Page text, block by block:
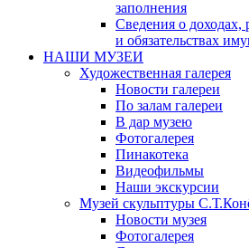
заполнения
Сведения о доходах,
и обязательствах
НАШИ МУЗЕИ
Художественная галерея
Новости галереи
По залам галереи
В дар музею
Фотогалерея
Пинакотека
Видеофильмы
Наши экскурсии
Музей скульптуры
Новости музея
Фотогалерея